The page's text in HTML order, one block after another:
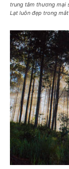
trung tâm thương mại
Lạt luôn đẹp trong